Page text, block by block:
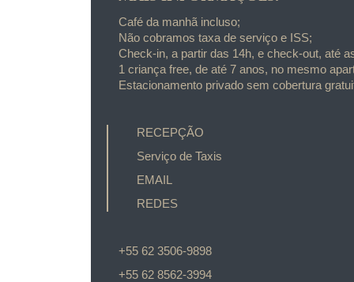
Café da manhã incluso;
Não cobramos taxa de serviço e ISS;
Check-in, a partir das 14h, e check-out, até
1 criança free, de até 7 anos, no mesmo
Estacionamento privado sem cobertura
RECEPÇÃO
Serviço de Taxis
EMAIL
REDES
+55 62 3506-9898
+55 62 8562-3994